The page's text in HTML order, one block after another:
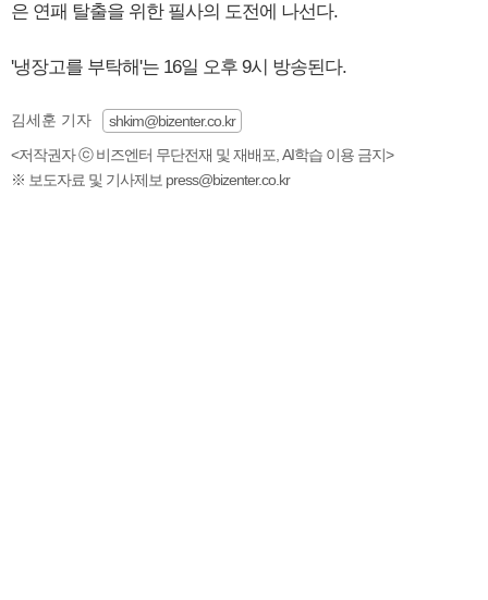
은 연패 탈출을 위한 필사의 도전에 나선다.
'냉장고를 부탁해'는 16일 오후 9시 방송된다.
김세훈 기자
shkim@bizenter.co.kr
<저작권자 ⓒ 비즈엔터 무단전재 및 재배포, AI학습 이용 금지>
※ 보도자료 및 기사제보 press@bizenter.co.kr